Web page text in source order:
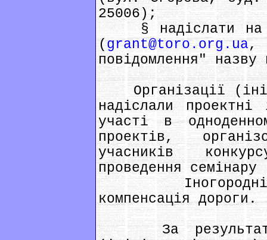
25006);
§ надіслати на
(grant@toro.org.ua,
повідомлення"
Організації
надіслали
участі в
проектів,
учасників
проведення
Іногороднім
компенсація дороги.
За